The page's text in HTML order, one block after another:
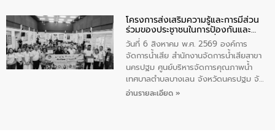
ประชาชน ตัวแทนจากโรงแรมต่างๆ ในเขต
เทศบาลตำบลราไวย์ ศูนย์บริหารจัดการ
คุณภาพน้ำเทศบาลตำบลราไวย์ นำโดยนาย
น้อย แก้วเศษ ผู้จัดการสำนักงานจัดการน้ำ
เสียสาขาภูเก็ต พร้อมด้วยเจ้าหน้าที่ จำนวน
5 คน ร่วมทำกิจกรรม ทำความสะอาด
ชายหาดและแหล่งท่องเที่ยว ณ บริเวณ
โครงการส่งเสริมความรู้และการมีส่วน
ร่วมของประชาชนในการป้องกันและ
แก้ไขปัญหาน้ำเสียอย่างยั่งยืน
วันที่ 6 สิงหาคม พ.ศ. 2569 องค์การ
จัดการน้ำเสีย สำนักงานจัดการน้ำเสียสาขา
นครปฐม ศูนย์บริหารจัดการคุณภาพน้ำ
เทศบาลตำบลบางเลน จังหวัดนครปฐม จัด
กิจกรรมภายใต้โครงการส่งเสริมความรู้และ
อ่านรายละเอียด »